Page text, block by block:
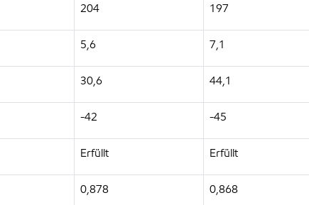
204 197
5,6 7,1
30,6 44,1
-42 -45
Erfüllt Erfüllt
0,878 0,868